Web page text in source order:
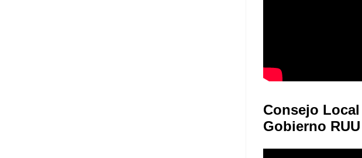
Consejo
Gobierno RUU